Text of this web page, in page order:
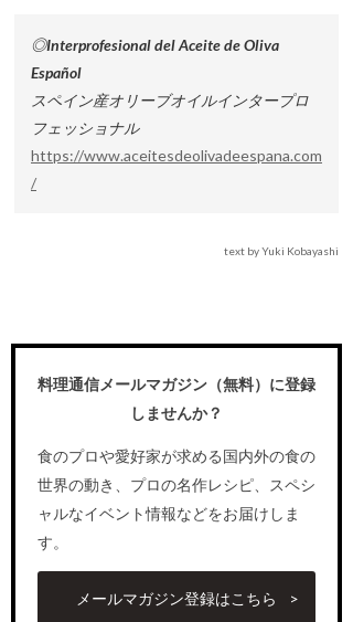
◎Interprofesional del Aceite de Oliva
Español
スペイン産オリーブオイルインタープロ
フェッショナル
https://www.aceitesdeolivadeespana.com
/
text by Yuki Kobayashi
料理通信メールマガジン（無料）に登録
しませんか？
食のプロや愛好家が求める国内外の食の
世界の動き、プロの名作レシピ、スペシ
ャルなイベント情報などをお届けしま
す。
メールマガジン登録はこちら